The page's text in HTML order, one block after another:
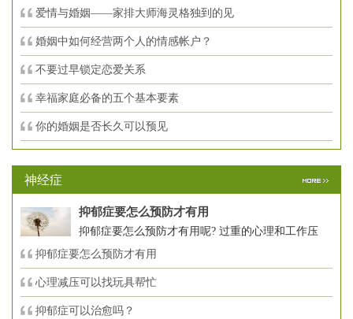
爱情与婚姻——家排大师海灵格独到的见
婚姻中如何经营两个人的情感帐户？
不要过早锁定恋爱关系
幸福家庭必备的五个基本要素
你的婚姻是否长久可以预见
神经症
抑郁症要怎么预防才有用
抑郁症要怎么预防才有用呢? 过重的心理和工作压
抑郁症要怎么预防才有用
心理减压可以找玩具帮忙
抑郁症可以治愈吗？